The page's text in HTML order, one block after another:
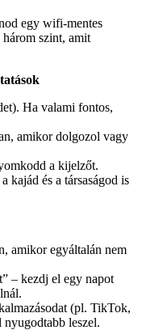
egy wifi-mentes
szint, amit
Ha valami fontos,
amikor dolgozol vagy
a kijelzőt.
kajád és a társaságod is
amikor egyáltalán nem
– kezdj el egy napot
(pl. TikTok,
leszel.